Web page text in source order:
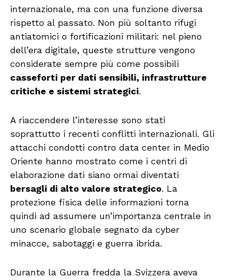
internazionale, ma con una funzione diversa
rispetto al passato. Non più soltanto rifugi
antiatomici o fortificazioni militari: nel pieno
dell’era digitale, queste strutture vengono
considerate sempre più come possibili
casseforti per dati sensibili, infrastrutture
critiche e sistemi strategici.
A riaccendere l’interesse sono stati
soprattutto i recenti conflitti internazionali. Gli
attacchi condotti contro data center in Medio
Oriente hanno mostrato come i centri di
elaborazione dati siano ormai diventati
bersagli di alto valore strategico. La
protezione fisica delle informazioni torna
quindi ad assumere un’importanza centrale in
uno scenario globale segnato da cyber
minacce, sabotaggi e guerra ibrida.
Durante la Guerra fredda la Svizzera aveva